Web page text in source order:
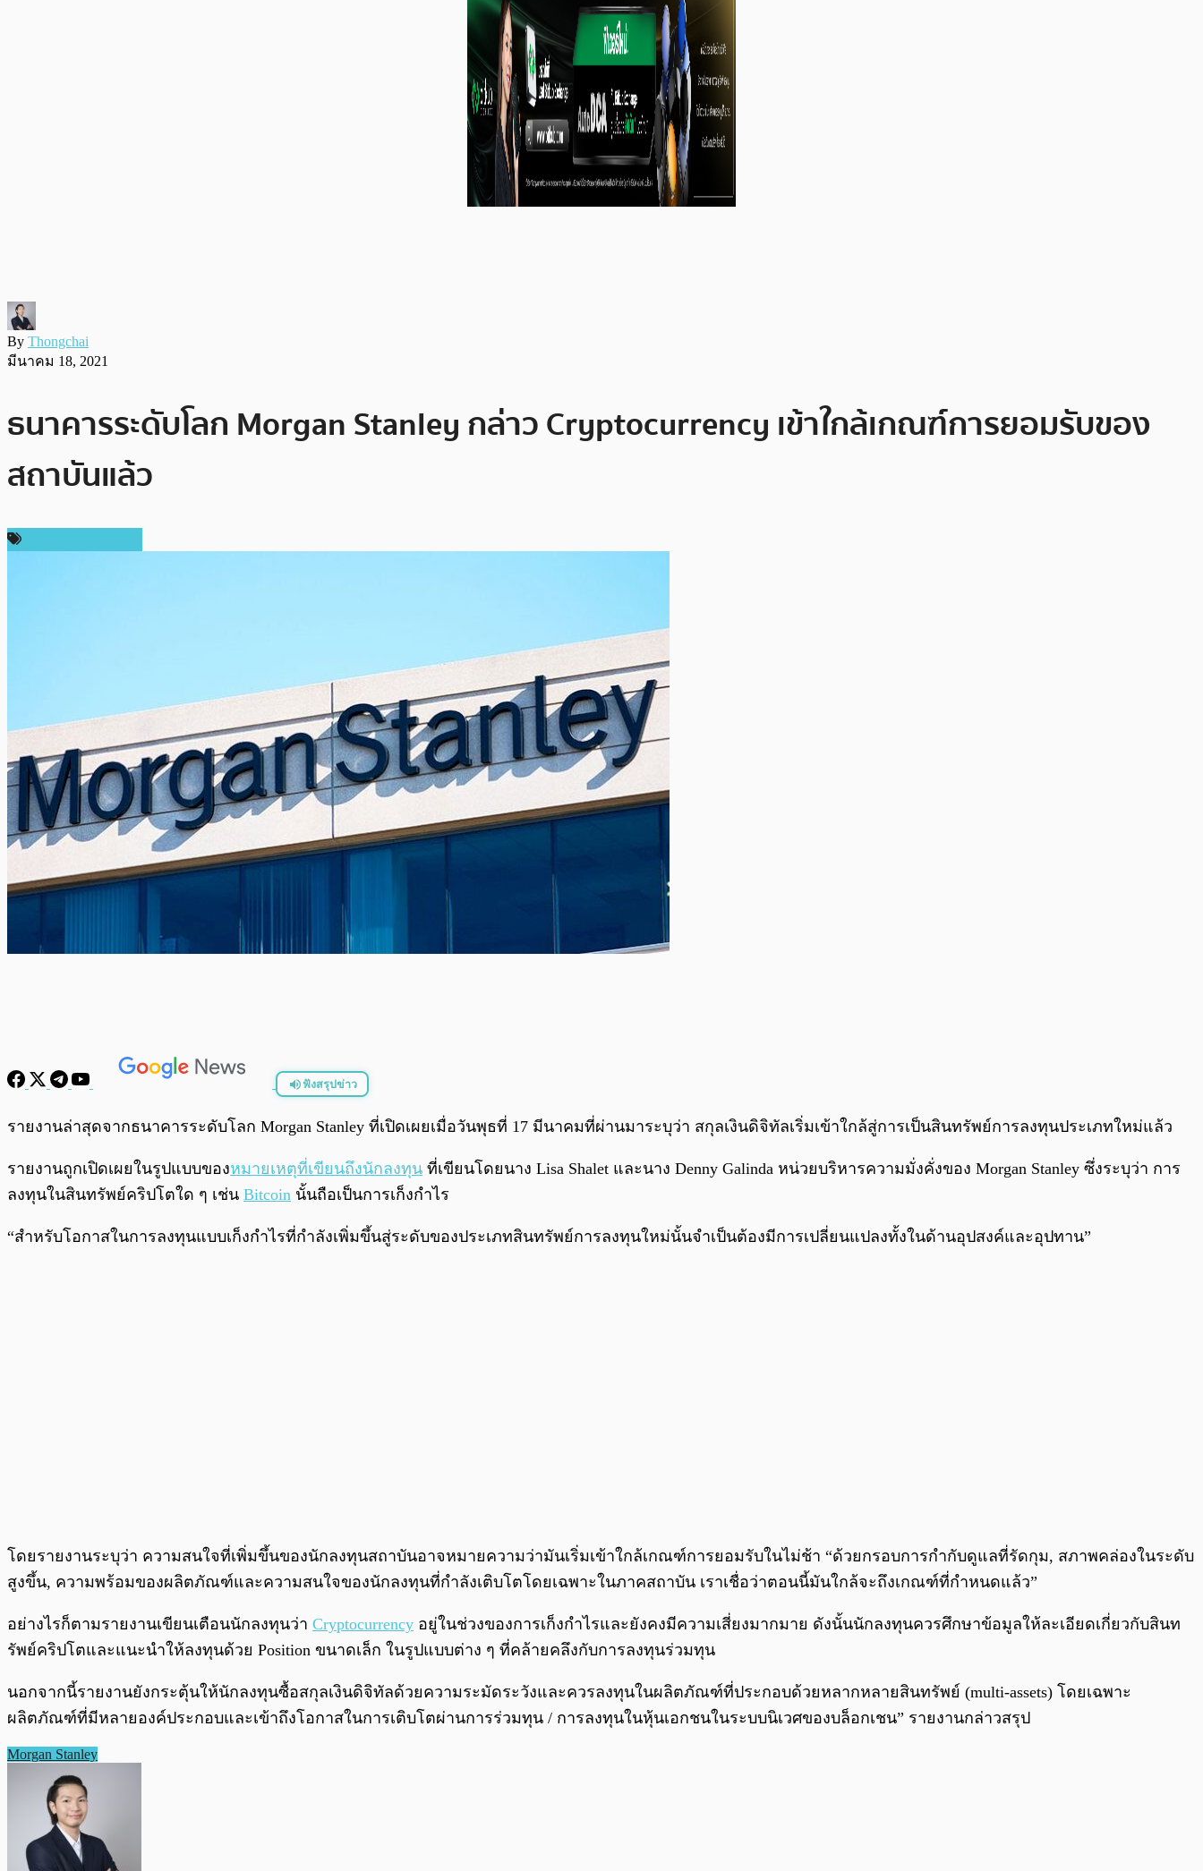
By Thongchai
มีนาคม 18, 2021
ธนาคารระดับโลก Morgan Stanley กล่าว Cryptocurrency เข้าใกล้เกณฑ์การยอมรับของ
สถาบันแล้ว
ฟังสรุปข่าว
พร้อมเล่น 0:00
รายงานล่าสุดจากธนาคารระดับโลก Morgan Stanley ที่เปิดเผยเมื่อวันพุธที่ 17 มีนาคมที่ผ่านมาระบุว่า สกุลเงินดิจิทัลเริ่มเข้าใกล้สู่การเป็นสินทรัพย์การลงทุนประเภทใหม่แล้ว
รายงานถูกเปิดเผยในรูปแบบของหมายเหตุที่เขียนถึงนักลงทุน ที่เขียนโดยนาง Lisa Shalet และนาง Denny Galinda หน่วยบริหารความมั่งคั่งของ Morgan Stanley ซึ่งระบุว่า การ
ลงทุนในสินทรัพย์คริปโตใด ๆ เช่น Bitcoin นั้นถือเป็นการเก็งกำไร
“สำหรับโอกาสในการลงทุนแบบเก็งกำไรที่กำลังเพิ่มขึ้นสู่ระดับของประเภทสินทรัพย์การลงทุนใหม่นั้นจำเป็นต้องมีการเปลี่ยนแปลงทั้งในด้านอุปสงค์และอุปทาน”
โดยรายงานระบุว่า ความสนใจที่เพิ่มขึ้นของนักลงทุนสถาบันอาจหมายความว่ามันเริ่มเข้าใกล้เกณฑ์การยอมรับในไม่ช้า “ด้วยกรอบการกำกับดูแลที่รัดกุม, สภาพคล่องในระดับ
สูงขึ้น, ความพร้อมของผลิตภัณฑ์และความสนใจของนักลงทุนที่กำลังเติบโตโดยเฉพาะในภาคสถาบัน เราเชื่อว่าตอนนี้มันใกล้จะถึงเกณฑ์ที่กำหนดแล้ว”
อย่างไรก็ตามรายงานเขียนเตือนนักลงทุนว่า Cryptocurrency อยู่ในช่วงของการเก็งกำไรและยังคงมีความเสี่ยงมากมาย ดังนั้นนักลงทุนควรศึกษาข้อมูลให้ละเอียดเกี่ยวกับสินท
รัพย์คริปโตและแนะนำให้ลงทุนด้วย Position ขนาดเล็ก ในรูปแบบต่าง ๆ ที่คล้ายคลึงกับการลงทุนร่วมทุน
นอกจากนี้รายงานยังกระตุ้นให้นักลงทุนซื้อสกุลเงินดิจิทัลด้วยความระมัดระวังและควรลงทุนในผลิตภัณฑ์ที่ประกอบด้วยหลากหลายสินทรัพย์ (multi-assets) โดยเฉพาะ
ผลิตภัณฑ์ที่มีหลายองค์ประกอบและเข้าถึงโอกาสในการเติบโตผ่านการร่วมทุน / การลงทุนในหุ้นเอกชนในระบบนิเวศของบล็อกเชน” รายงานกล่าวสรุป
Morgan Stanley